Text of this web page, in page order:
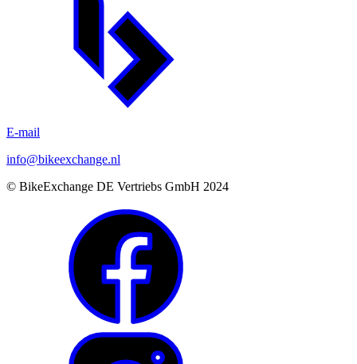
E-mail
info@bikeexchange.nl
© BikeExchange DE Vertriebs GmbH 2024